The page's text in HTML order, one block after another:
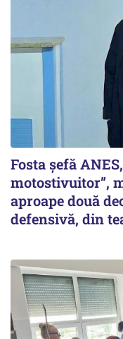
Fosta șefă
motostivuitor”,
aproape două
defensivă, din